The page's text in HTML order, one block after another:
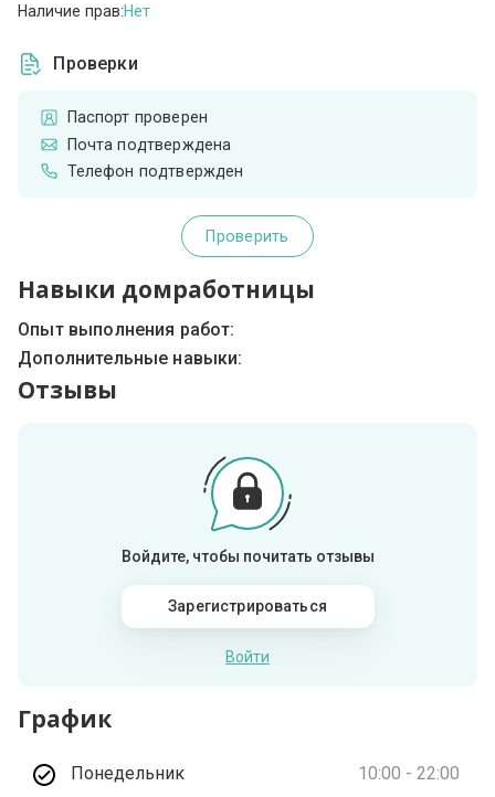
Наличие прав:Нет
Проверки
Паспорт проверен
Почта подтверждена
Телефон подтвержден
Проверить
Навыки домработницы
Опыт выполнения работ:
Дополнительные навыки:
Отзывы
Войдите, чтобы почитать отзывы
Зарегистрироваться
Войти
График
Понедельник 10:00 - 22:00